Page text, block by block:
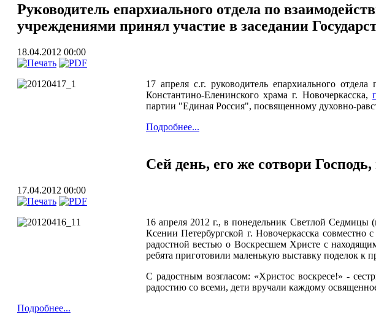
Руководитель епархиального отдела по
учреждениями принял участие в заседании
18.04.2012 00:00
17 апреля с.г. руководитель епархиального
Константино-Еленинского храма г. Новочеркасска,
партии "Единая Россия", посвященному духовно-
Подробнее...
Сей день, его же сотвори
17.04.2012 00:00
16 апреля 2012 г., в понедельник Светлой Седмицы
Ксении Петербургской г. Новочеркасска
радостной вестью о Воскресшем Христе с
ребята приготовили маленькую выставку поделок к
С радостным возгласом: «Христос воскресе!» -
радостию со всеми, дети вручали каждому
Подробнее...